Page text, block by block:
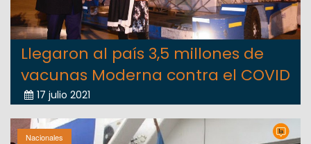
Llegaron al país 3,5 millones de
vacunas Moderna contra el COVID
17 julio 2021
Nacionales